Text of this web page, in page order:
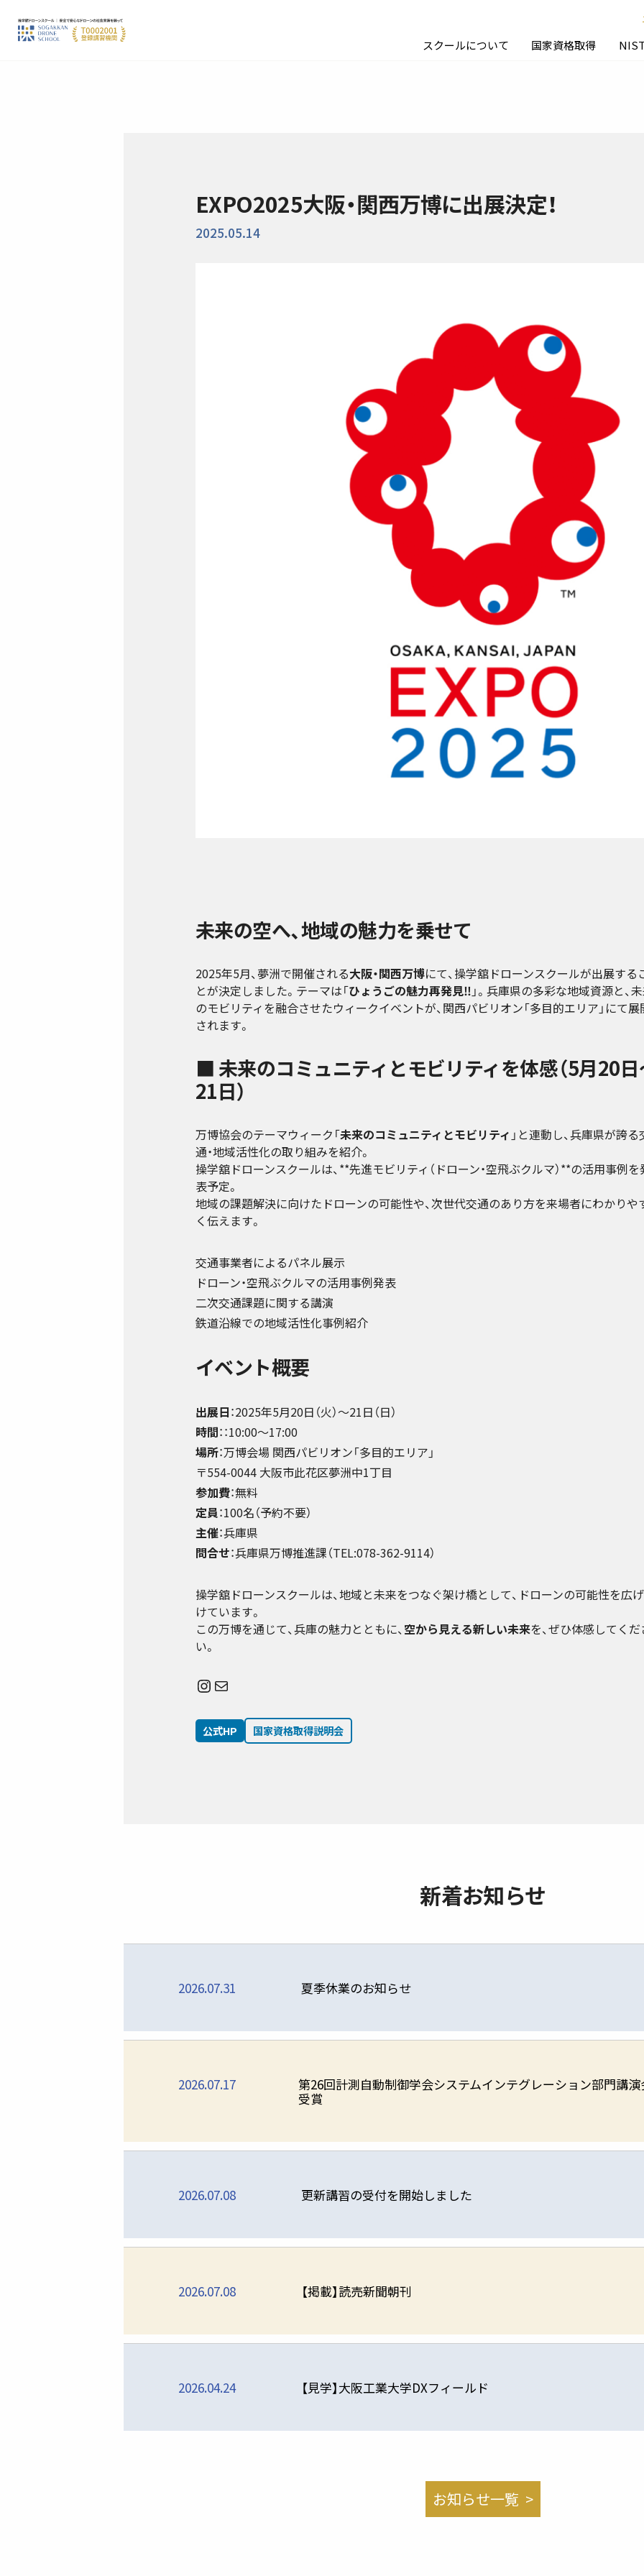
スクールについて 国家資格取得
EXPO2025大阪・関西万博に出展決定！
2025.05.14
未来の空へ、地域の魅力を乗せて
2025年5月、夢洲で開催される大阪・関西万博にて、操学舘ドローンスクールが出展する
とが決定しました。テーマは「ひょうごの魅力再発見‼ 」。兵庫県の多彩な地域資源と、
のモビリティを融合させたウィークイベントが、関西パビリオン「多目的エリア」にて展
されます。
■ 未来のコミュニティとモビリティを体感（5月20
21日）
万博協会のテーマウィーク「未来のコミュニティとモビリティ 」と連動し、兵庫県が誇る
通・地域活性化の取り組みを紹介。
操学舘ドローンスクールは、**先進モビリティ（ドローン・空飛ぶクルマ）**の活用事例を
表予定。
地域の課題解決に向けたドローンの可能性や、次世代交通のあり方を来場者にわかりや
く伝えます。
交通事業者によるパネル展示
ドローン・空飛ぶクルマの活用事例発表
二次交通課題に関する講演
鉄道沿線での地域活性化事例紹介
イベント概要
出展日：2025年5月20日（火）～21日（日）
時間：：10:00～17:00
場所：万博会場 関西パビリオン「多目的エリア」
〒554-0044 大阪市此花区夢洲中1丁目
参加費：無料
定員：100名（予約不要）
主催：兵庫県
問合せ：兵庫県万博推進課（TEL:078-362-9114）
操学舘ドローンスクールは、地域と未来をつなぐ架け橋として、ドローンの可能性を広
けています。
この万博を通じて、兵庫の魅力とともに、 空から見える新しい未来を、ぜひ体感してくだ
い。
Instagram
メール
公式HP 国家資格取得説明会
新着お知らせ
2026.07.31 夏季休業のお知らせ
2026.07.17
第26回計測自動制御学会システムインテグレーション部門講
受賞
2026.07.08 更新講習の受付を開始しました
2026.07.08 【掲載】読売新聞朝刊
2026.04.24 【見学】大阪工業大学DXフィールド
お知らせ一覧